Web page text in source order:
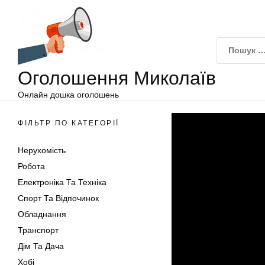
Оголошення Миколаїв
Онлайн дошка оголошень
ФІЛЬТР ПО КАТЕГОРІЇ
Нерухомість
Робота
Електроніка Та Техніка
Спорт Та Відпочинок
Обладнання
Транспорт
Дім Та Дача
Хобі